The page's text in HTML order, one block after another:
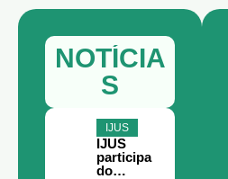
NOTÍCIA
S
IJUS
IJUS
participa
do